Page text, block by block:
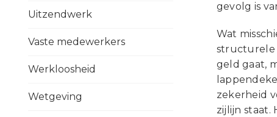
Uitzendwerk
Vaste medewerkers
Werkloosheid
Wetgeving
gevolg is
Wat
structurele
geld gaat,
zekerheid
zijlijn staat.